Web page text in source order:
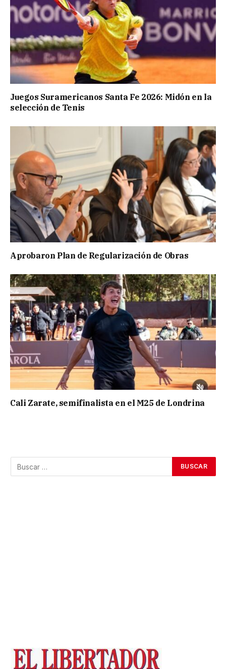
Juegos Suramericanos Santa Fe 2026: Midón en la
selección de Tenis
Aprobaron Plan de Regularización de Obras
Cali Zarate, semifinalista en el M25 de Londrina